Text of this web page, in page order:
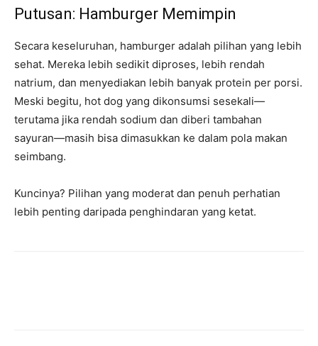
Putusan: Hamburger Memimpin
Secara keseluruhan, hamburger adalah pilihan yang lebih
sehat. Mereka lebih sedikit diproses, lebih rendah
natrium, dan menyediakan lebih banyak protein per porsi.
Meski begitu, hot dog yang dikonsumsi sesekali—
terutama jika rendah sodium dan diberi tambahan
sayuran—masih bisa dimasukkan ke dalam pola makan
seimbang.
Kuncinya? Pilihan yang moderat dan penuh perhatian
lebih penting daripada penghindaran yang ketat.